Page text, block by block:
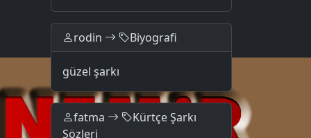
rodin Biyografi
güzel şarkı
fatma
Kürtçe Şarkı
Sözleri